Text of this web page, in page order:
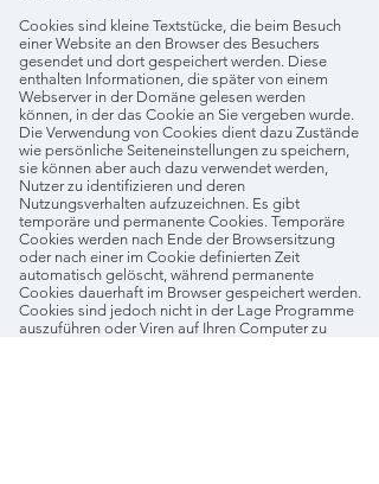
Cookies sind kleine Textstücke, die beim Besuch
einer Website an den Browser des Besuchers
gesendet und dort gespeichert werden. Diese
enthalten Informationen, die später von einem
Webserver in der Domäne gelesen werden
können, in der das Cookie an Sie vergeben wurde.
Die Verwendung von Cookies dient dazu Zustände
wie persönliche Seiteneinstellungen zu speichern,
sie können aber auch dazu verwendet werden,
Nutzer zu identifizieren und deren
Nutzungsverhalten aufzuzeichnen. Es gibt
temporäre und permanente Cookies. Temporäre
Cookies werden nach Ende der Browsersitzung
oder nach einer im Cookie definierten Zeit
automatisch gelöscht, während permanente
Cookies dauerhaft im Browser gespeichert werden.
Cookies sind jedoch nicht in der Lage Programme
auszuführen oder Viren auf Ihren Computer zu